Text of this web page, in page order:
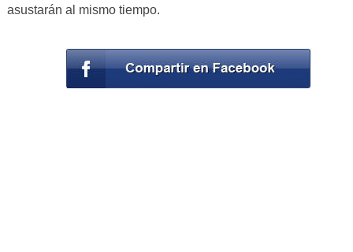
asustarán al mismo tiempo.